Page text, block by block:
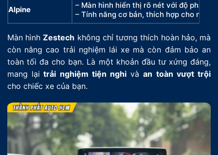
Alpine
– Màn hình hiển thị rõ nét với độ phân
– Tính năng cơ bản, thích hợp cho
Màn hìnhZestech không chỉ tương thích hoàn hảo, mà
còn nâng cao trải nghiệm lái xe mà còn đảm bảo an
toàn tối đa cho bạn. Là một khoản đầu tư xứng đáng,
mang lại trải nghiệm tiện nghi vàan toàn vượt trội
cho chiếc xe của bạn.